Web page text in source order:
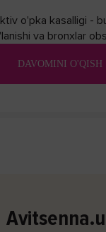
o'pka kasalligi -
va bronxlar
DAVOMINI O'QISH